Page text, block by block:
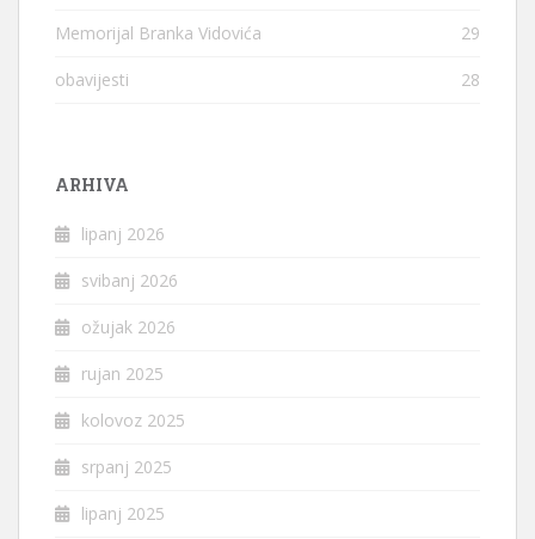
Memorijal Branka Vidovića 29
obavijesti 28
ARHIVA
lipanj 2026
svibanj 2026
ožujak 2026
rujan 2025
kolovoz 2025
srpanj 2025
lipanj 2025